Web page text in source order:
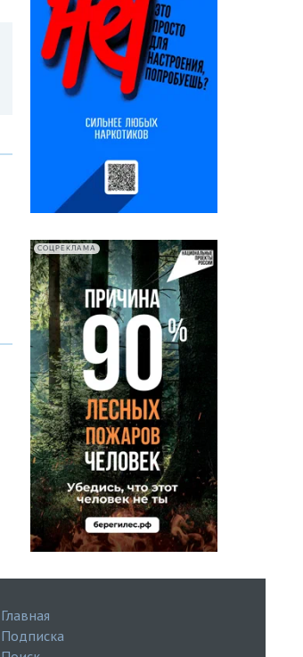
СОЦРЕКЛАМА
Главная
Подписка